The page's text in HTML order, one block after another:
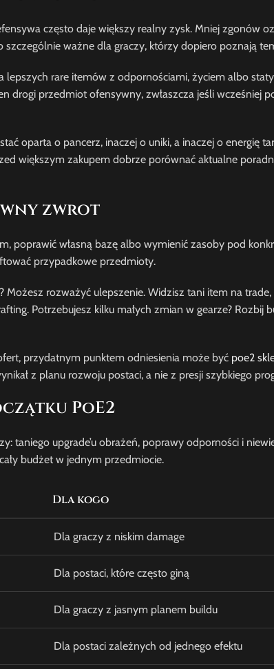
często daje większy realny zysk. Mniej zgonów
szczególnie ważne dla graczy, którzy dopiero poznają
rare itemów z odpornościami, życiem albo
przedmiot ofensywny, zwłaszcza jeśli wcześniej
oparta o pancerz, inaczej o uniki, a inaczej o energię
większym zakupem dobrze porównać aktualne
zwrot
poprawić własną bazę albo wymienić zasoby pod
przypadkowe przedmioty.
rozważyć ulepszenie. Widzisz tani item na
Potrzebujesz kilku małych zmian w gearze? Rozbij
przydatnym punktem odniesienia może być poe2
z planu rozwoju postaci, a nie z presji szybkiego
PoE2
taniego upgrade’u obrażeń, poprawy odporności i
budżet w jednym przedmiocie.
Dla kogo
Dla graczy z niskim damage
Dla postaci, które często giną
Dla graczy z jasnym planem buildu
Dla postaci zależnych od jednego efektu